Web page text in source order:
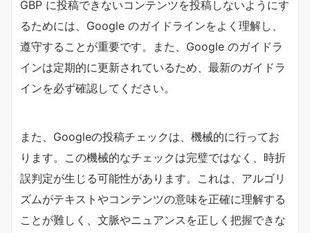
GBP に投稿できないコンテンツを投稿しないようにす
るためには、Google のガイドラインをよく理解し、
遵守することが重要です。また、Google のガイドラ
インは定期的に更新されているため、最新のガイドラ
インを必ず確認してください。
また、Googleの投稿チェックは、機械的に行ってお
ります。この機械的なチェックは完璧ではなく、時折
誤判定が生じる可能性があります。これは、アルゴリ
ズムがテキストやコンテンツの意味を正確に理解する
ことが難しく、文脈やニュアンスを正しく把握できな